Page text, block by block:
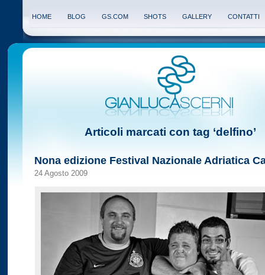
HOME BLOG GS.COM SHOTS GALLERY CONTATTI
Articoli marcati con tag ‘delfino’
Nona edizione Festival Nazionale Adriatica
24 Agosto 2009